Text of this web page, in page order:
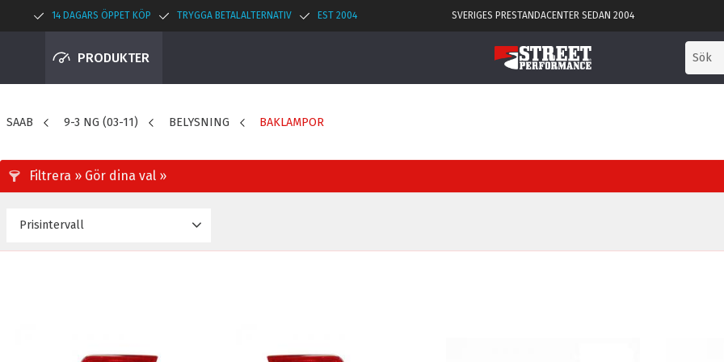
14 DAGARS ÖPPET KÖP TRYGGA BETALALTERNATIV EST 2004 SVERIGES PRESTANDACENTER SEDAN 2004
PRODUKTER
SAAB 9-3 NG (03-11) BELYSNING BAKLAMPOR
Prisintervall